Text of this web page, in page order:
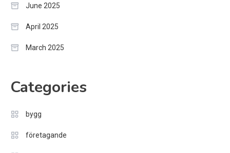
June 2025
April 2025
March 2025
Categories
bygg
företagande